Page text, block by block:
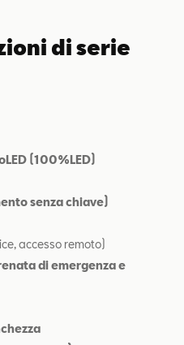
di serie
(100%LED)
senza chiave)
accesso remoto)
di emergenza e